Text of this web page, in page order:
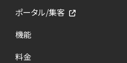
ポータル/集客
機能
料金